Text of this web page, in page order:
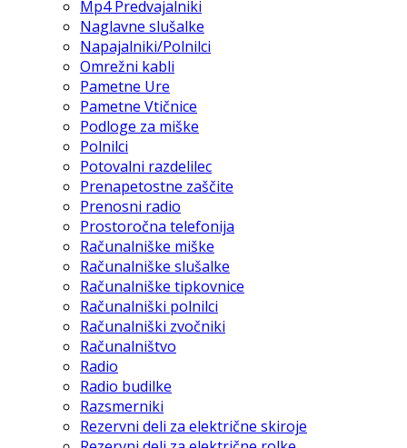
Mp4 Predvajalniki
Naglavne slušalke
Napajalniki/Polnilci
Omrežni kabli
Pametne Ure
Pametne Vtičnice
Podloge za miške
Polnilci
Potovalni razdelilec
Prenapetostne zaščite
Prenosni radio
Prostoročna telefonija
Računalniške miške
Računalniške slušalke
Računalniške tipkovnice
Računalniški polnilci
Računalniški zvočniki
Računalništvo
Radio
Radio budilke
Razsmerniki
Rezervni deli za električne skiroje